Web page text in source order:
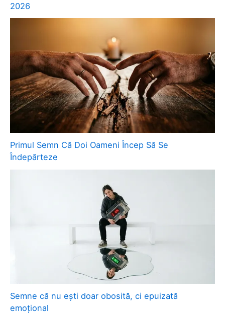
2026
Primul Semn Că Doi Oameni Încep Să Se
Îndepărteze
Semne că nu ești doar obosită, ci epuizată
emoțional